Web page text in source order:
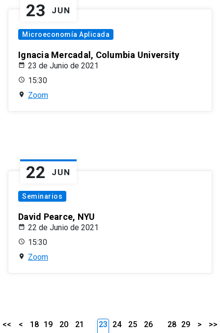
23 JUN
Microeconomía Aplicada
Ignacia Mercadal, Columbia University
23 de Junio de 2021
15:30
Zoom
22 JUN
Seminarios
David Pearce, NYU
22 de Junio de 2021
15:30
Zoom
<< < 18 19 20
21
23 24 25
26
28 29 > >>